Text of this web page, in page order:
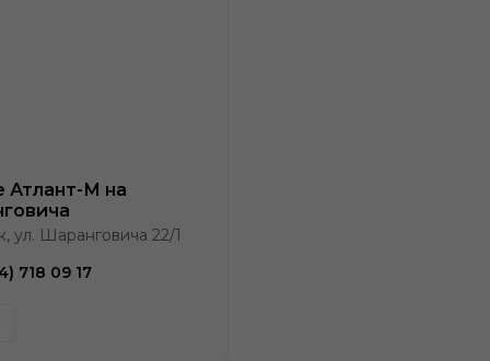
Атлант-М на
ул. Шаранговича 22/1
718 09 17